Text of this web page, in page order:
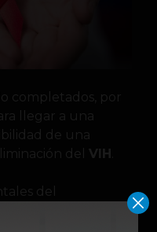
completados, por
llegar a una
de una
del VIH
del
de las células